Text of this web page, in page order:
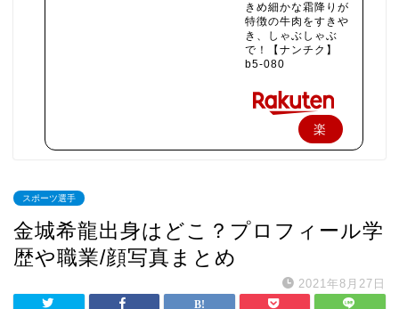
きめ細かな霜降りが
特徴の牛肉をすきや
き、しゃぶしゃぶ
で！【ナンチク】
b5-080
楽
スポーツ選手
金城希龍出身はどこ？プロフィール学
歴や職業/顔写真まとめ
2021年8月27日